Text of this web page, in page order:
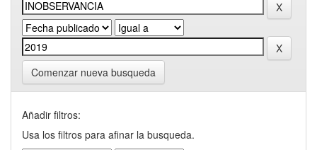
Comenzar nueva busqueda
Añadir filtros:
Usa los filtros para afinar la busqueda.